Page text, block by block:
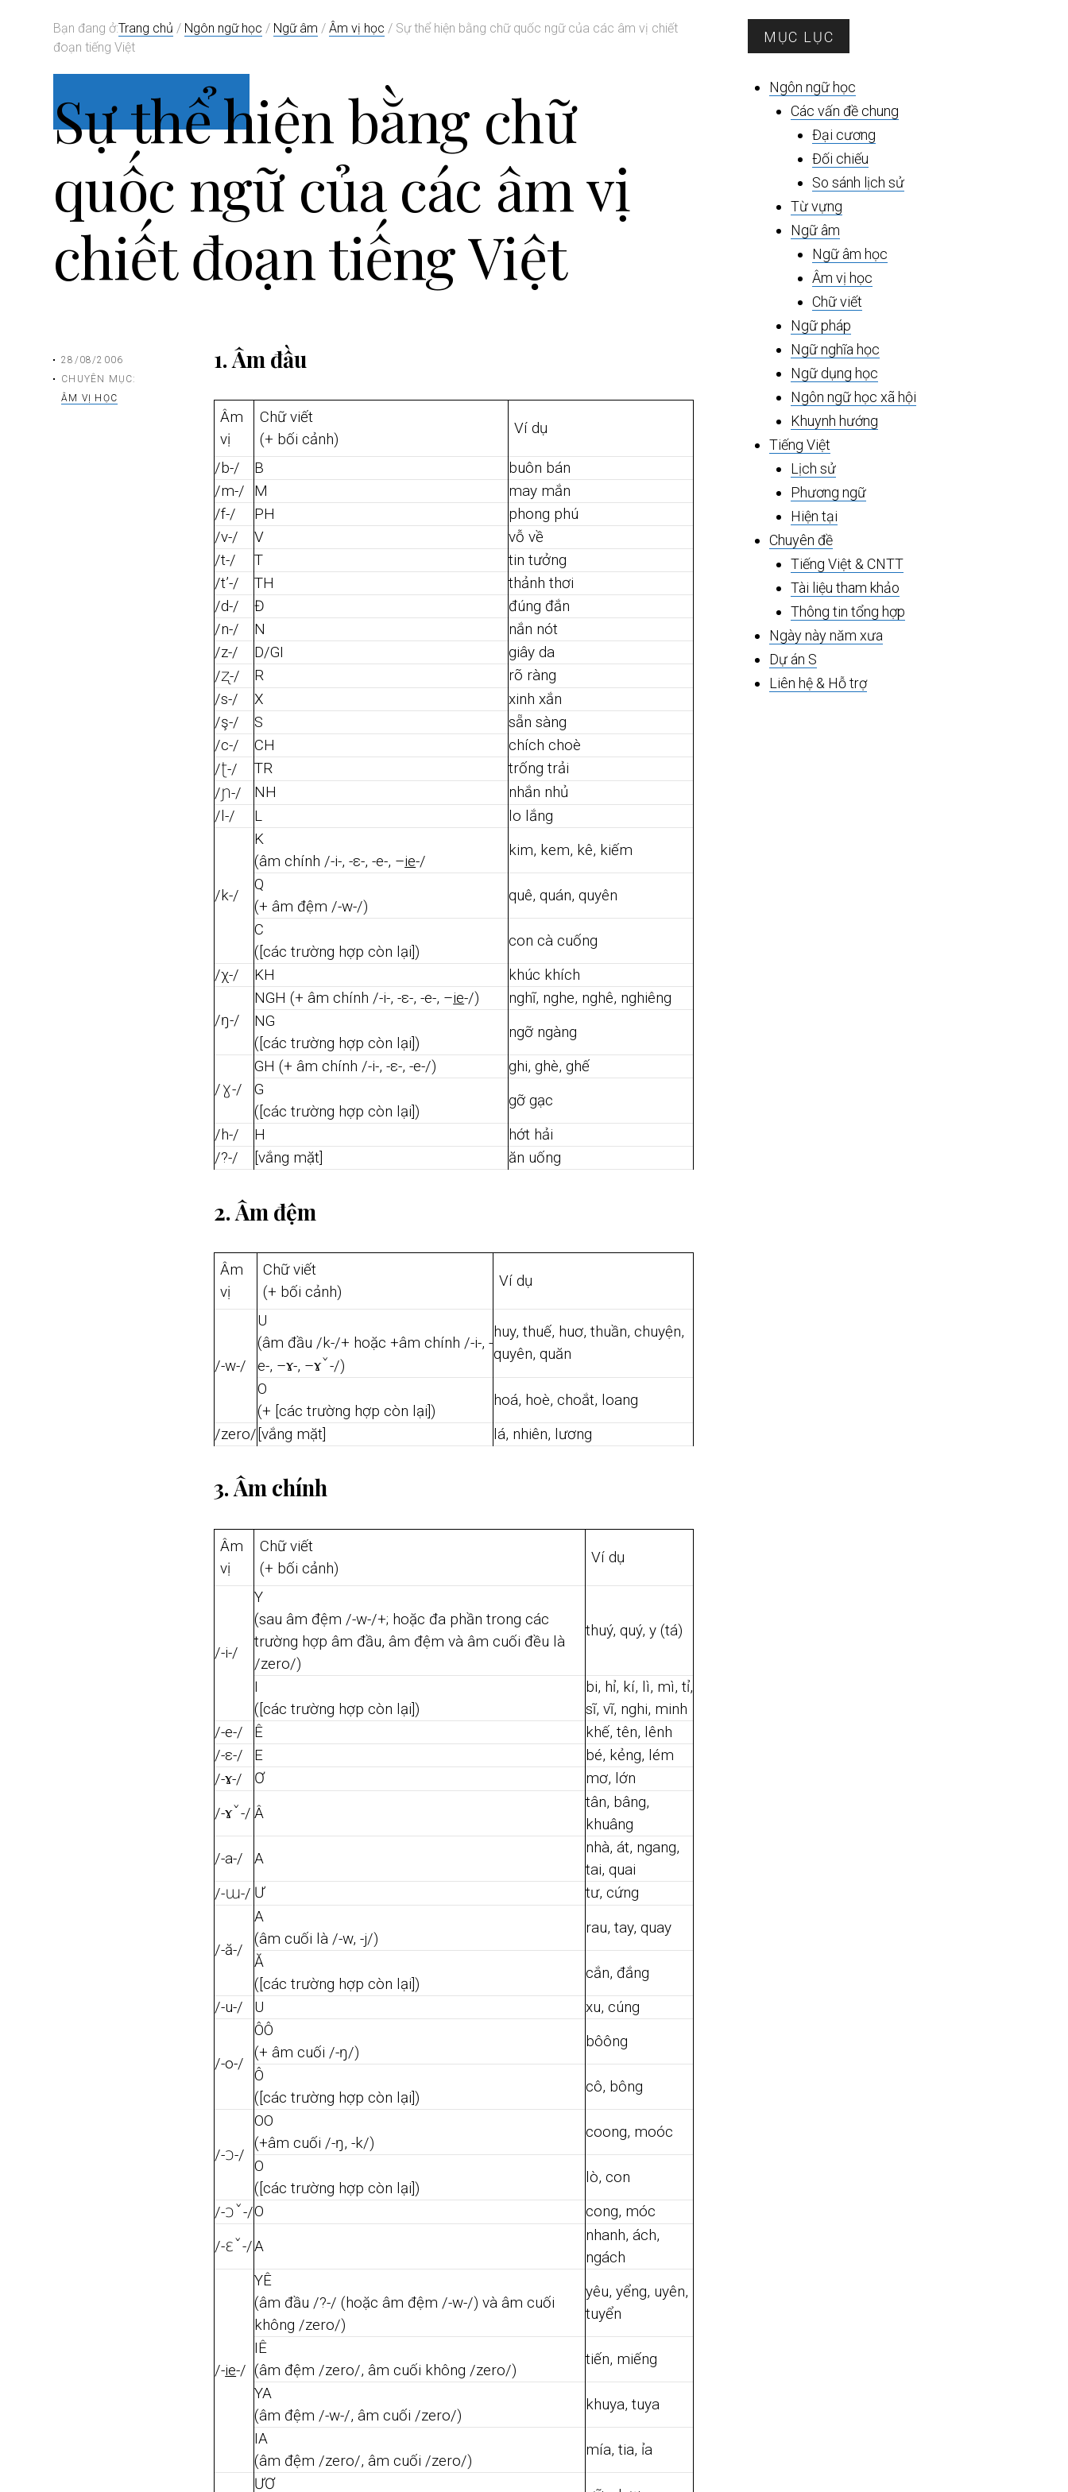
Bạn đang ở:Trang chủ / Ngôn ngữ học / Ngữ âm / Âm vị học / Sự thể hiện bằng chữ quốc ngữ của các âm vị chiết
đoạn tiếng Việt
Sự thể hiện bằng chữ
quốc ngữ của các âm vị
chiết đoạn tiếng Việt
28/08/2006
CHUYÊN MỤC:
ÂM VỊ HỌC
1. Âm đầu
Âm
vị
Chữ viết
(+ bối cảnh)
Ví dụ
/b-/ B
buôn bán
/m-/
M
may mắn
/f-/
PH
phong phú
/v-/
V
vỗ về
/t-/
T
tin tưởng
/t’-/
TH
thảnh thơi
/d-/
Đ
đúng đắn
/n-/
N
nắn nót
/z-/
D/GI
giây da
/ʐ-/ R
rõ ràng
/s-/
X
xinh xắn
/ş-/
S
sẵn sàng
/c-/
CH
chích choè
/ʈ-/ TR
trống trải
/ɲ-/ NH
nhắn nhủ
/l-/
L lo lắng
/k-/
K
(âm chính /-i-, -ε-, -e-, –ie-/
kim, kem, kê, kiếm
Q
(+ âm đệm /-w-/)
quê, quán, quyên
C
([các trường hợp còn lại])
con cà cuống
/χ-/
KH khúc khích
/ŋ-/
NGH (+ âm chính /-i-, -ε-, -e-, –ie-/)
nghĩ, nghe, nghê, nghiêng
NG
([các trường hợp còn lại])
ngỡ ngàng
/ɣ-/
GH (+ âm chính /-i-, -ε-, -e-/)
ghi, ghè, ghế
G
([các trường hợp còn lại])
gỡ gạc
/h-/
H
hớt hải
/?-/
[vắng mặt] ăn uống
2. Âm đệm
Âm
vị
Chữ viết
(+ bối cảnh)
Ví dụ
/-w-/
U
(âm đầu /k-/+ hoặc +âm chính /-i-, -
e-, –ɤ-, –ɤˇ-/)
huy, thuế, huơ, thuần, chuyện,
quyên, quăn
O
(+ [các trường hợp còn lại])
hoá, hoè, choắt, loang
/zero/ [vắng mặt] lá, nhiên, lương
3. Âm chính
Âm
vị
Chữ viết
(+ bối cảnh)
Ví dụ
/-i-/
Y
(sau âm đệm /-w-/+; hoặc đa phần trong các
trường hợp âm đầu, âm đệm và âm cuối đều là
/zero/)
thuý, quý, y (tá)
I
([các trường hợp còn lại])
bi, hỉ, kí, lì, mì, tỉ,
sĩ, vĩ, nghi, minh
/-e-/
Ê
khế, tên, lênh
/-ε-/
E
bé, kẻng, lém
/-ɤ-/ Ơ
mơ, lớn
/-ɤˇ-/ Â
tân, bâng,
khuâng
/-a-/
A
nhà, át, ngang,
tai, quai
/-ɯ-/ Ư tư, cứng
/-ă-/
A
(âm cuối là /-w, -j/)
rau, tay, quay
Ă
([các trường hợp còn lại])
cắn, đắng
/-u-/
U xu, cúng
/-o-/
ÔÔ
(+ âm cuối /-ŋ/)
bôông
Ô
([các trường hợp còn lại])
cô, bông
/-ɔ-/
OO
(+âm cuối /-ŋ, -k/)
coong, moóc
O
([các trường hợp còn lại])
lò, con
/-ɔˇ-/O
cong, móc
/-εˇ-/A
nhanh, ách,
ngách
/-ie-/
YÊ
(âm đầu /?-/ (hoặc âm đệm /-w-/) và âm cuối
không /zero/)
yêu, yểng, uyên,
tuyển
IÊ
(âm đệm /zero/, âm cuối không /zero/)
tiến, miếng
YA
(âm đệm /-w-/, âm cuối /zero/)
khuya, tuya
IA
(âm đệm /zero/, âm cuối /zero/)
mía, tia, ỉa
ƯƠ
Sidebar
chính
MỤC LỤC
Ngôn ngữ học
Các vấn đề chung
Đại cương
Đối chiếu
So sánh lịch sử
Từ vựng
Ngữ âm
Ngữ âm học
Âm vị học
Chữ viết
Ngữ pháp
Ngữ nghĩa học
Ngữ dụng học
Ngôn ngữ học xã hội
Khuynh hướng
Tiếng Việt
Lịch sử
Phương ngữ
Hiện tại
Chuyên đề
Tiếng Việt & CNTT
Tài liệu tham khảo
Thông tin tổng hợp
Ngày này năm xưa
Dự án S
Liên hệ & Hỗ trợ